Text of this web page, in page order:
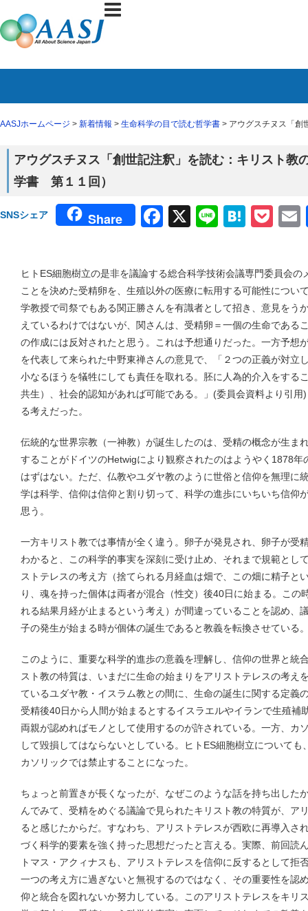
AASJホームページ > 新着情報 > 生命科学の目で読む哲学書 > アウグスチヌス「創
アウグスチヌス「創世記注釈」を読む：キリスト教
学書 第１１回）
SNSシェア Share Facebook
X Line
ヒトES細胞樹立の是非を議論する総合科学技術会議専門委員会
ことを決めた受精卵を、生殖以外の医療に転用する可能性につい
学教授で司祭でもある関正勝さんを有識者として招き、意見をう
えているわけではないが、関さんは、受精卵＝一個の生命である
の作成には反対されたと思う。これは予想通りだった。一方予想
を代表して来られた中野東禅さんの意見で、「２つの正義が対立
小なるほうを犠牲にしても責任を取れる。胚に人為的介入をする
共生）、社会的認知があれば可能である。」(委員会資料より引
る考えだった。
伝統的な世界宗教（一神教）が誕生したのは、受精の概念が生ま
することがドイツのHetwigにより観察されたのはようやく1878
はずはない。ただ、仏教やユダヤ教のように世俗と信仰を無理に
学は科学、信仰は信仰と割り切って、科学の進歩にいちいち信仰
思う。
一方キリスト教では事情が全く違う。卵子が発見され、卵子が受
わかると、この科学的事実を深刻に受け止め、それまで規範とし
ストテレスの考え方（捨てられる月経血は畑で、この畑に精子と
り、魂を持った個体は両者が混合（性交）後40日に始まる。この
れる結果月経が止まるという考え）が間違っていることを認め、
子の発生が始まる時が個体の誕生であると教義を転換させている
このように、重要な科学的進歩の意義を理解し、信仰の世界と統
スト教の特質は、いまだに生命の始まりをアリストテレスの考え
ているユダヤ教・イスラム教との間に、生命の誕生に関する定義
受精後40日から人間が始まるとするイスラエルやイランで生殖補
両親が認めればモノとして使用するのが許されている。一方、カ
して毀損してはならないとしている。ヒトES細胞樹立について
カソリックでは禁止することになった。
ちょっと前置きが長くなったが、なぜこのような話を持ち出した
んでみて、受精をめぐる議論で見られたキリスト教の特質が、ア
ると感じたからだ。すなわち、アリストテレスが西欧に再導入さ
づく科学的要素を強く持った思想だったと言える。実際、前回読
トマス・アクィナスも、アリストテレスを信仰に反するとして拒
一つの考え方に過ぎないと無視するのではなく、その重要性を認
仰と統合を図れないか努力している。このアリストテレスをキリ